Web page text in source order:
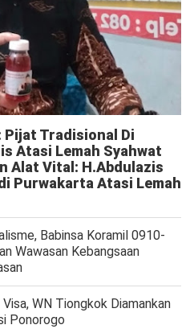
Tradisional Di
Atasi Lemah Syahwat
Alat Vital: H.Abdulazis
Purwakarta Atasi Lemah
Babinsa Koramil 0910-
Wawasan Kebangsaan
WN Tiongkok Diamankan
Ponorogo